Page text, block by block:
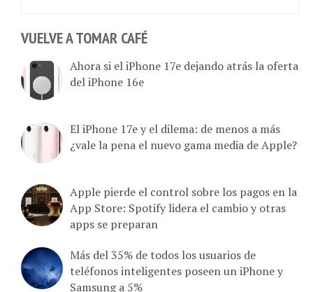
VUELVE A TOMAR CAFÉ
Ahora si el iPhone 17e dejando atrás la oferta
del iPhone 16e
El iPhone 17e y el dilema: de menos a más
¿vale la pena el nuevo gama media de Apple?
Apple pierde el control sobre los pagos en la
App Store: Spotify lidera el cambio y otras
apps se preparan
Más del 35% de todos los usuarios de
teléfonos inteligentes poseen un iPhone y
Samsung a 5%